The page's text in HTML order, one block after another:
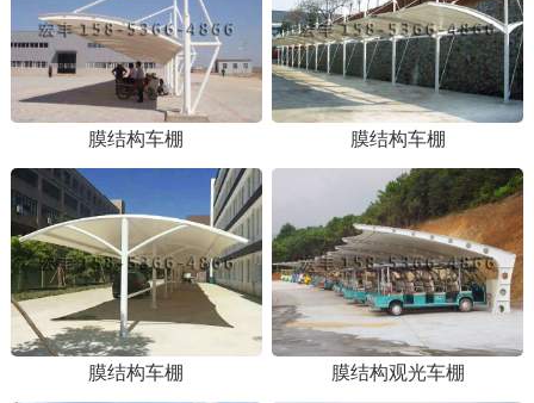
膜结构车棚 膜结构车棚
膜结构车棚 膜结构观光车棚